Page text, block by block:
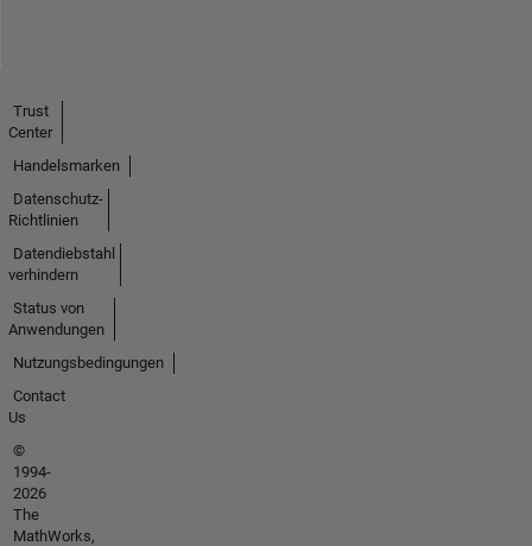
Trust
Center
Handelsmarken
Datenschutz-
Richtlinien
Datendiebstahl
verhindern
Status von
Anwendungen
Nutzungsbedingungen
Contact
Us
©
1994-
2026
The
MathWorks,